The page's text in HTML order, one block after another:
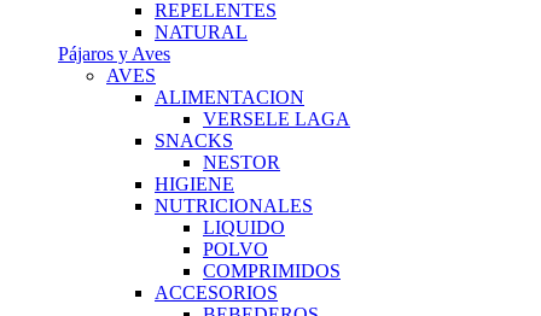
REPELENTES
NATURAL
Pájaros y Aves
AVES
ALIMENTACION
VERSELE LAGA
SNACKS
NESTOR
HIGIENE
NUTRICIONALES
LIQUIDO
POLVO
COMPRIMIDOS
ACCESORIOS